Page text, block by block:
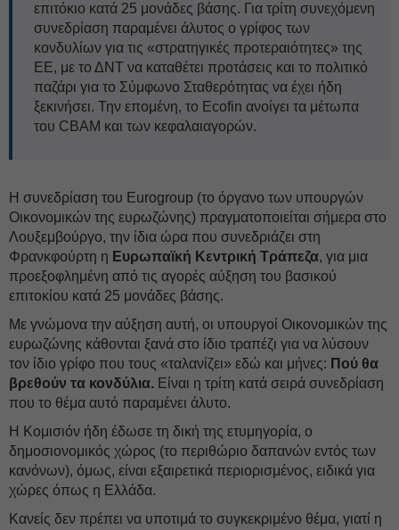
επιτόκιο κατά 25 μονάδες βάσης. Για τρίτη συνεχόμενη
συνεδρίαση παραμένει άλυτος ο γρίφος των
κονδυλίων για τις «στρατηγικές προτεραιότητες» της
ΕΕ, με το ΔΝΤ να καταθέτει προτάσεις και το πολιτικό
παζάρι για το Σύμφωνο Σταθερότητας να έχει ήδη
ξεκινήσει. Την επομένη, το Ecofin ανοίγει τα μέτωπα
του CBAM και των κεφαλαιαγορών.
Η συνεδρίαση του Eurogroup (το όργανο των υπουργών
Οικονομικών της ευρωζώνης) πραγματοποιείται σήμερα στο
Λουξεμβούργο, την ίδια ώρα που συνεδριάζει στη
Φρανκφούρτη η Ευρωπαϊκή Κεντρική Τράπεζα, για μια
προεξοφλημένη από τις αγορές αύξηση του βασικού
επιτοκίου κατά 25 μονάδες βάσης.
Με γνώμονα την αύξηση αυτή, οι υπουργοί Οικονομικών της
ευρωζώνης κάθονται ξανά στο ίδιο τραπέζι για να λύσουν
τον ίδιο γρίφο που τους «ταλανίζει» εδώ και μήνες: Πού θα
βρεθούν τα κονδύλια. Είναι η τρίτη κατά σειρά συνεδρίαση
που το θέμα αυτό παραμένει άλυτο.
Η Κομισιόν ήδη έδωσε τη δική της ετυμηγορία, ο
δημοσιονομικός χώρος (το περιθώριο δαπανών εντός των
κανόνων), όμως, είναι εξαιρετικά περιορισμένος, ειδικά για
χώρες όπως η Ελλάδα.
Κανείς δεν πρέπει να υποτιμά το συγκεκριμένο θέμα, γιατί η